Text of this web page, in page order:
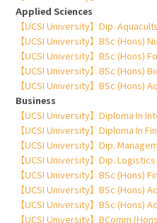
Applied Sciences
【UCSI University】Dip.
【UCSI University】BSc (Hons)
【UCSI University】BSc (Hons)
【UCSI University】BSc (Hons)
【UCSI University】BSc (Hons)
Business
【UCSI University】Diploma In
【UCSI University】Diploma In
【UCSI University】Dip.
【UCSI University】Dip.
【UCSI University】BSc (Hons)
【UCSI University】BSc (Hons)
【UCSI University】BSc (Hons)
【UCSI University】BComm